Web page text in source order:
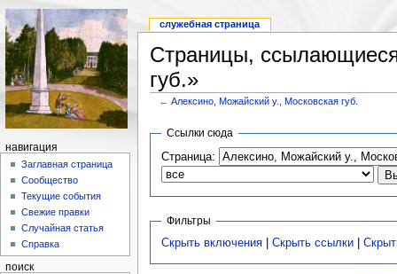
Страницы,
губ.»
←Алексино, Можайский у., Московская губ.
Ссылки сюда
Страница:
Фильтры
Скрыть включения |Скрыть ссылки |
служебная страница
навигация
Заглавная страница
Сообщество
Текущие события
Свежие правки
Случайная статья
Справка
поиск